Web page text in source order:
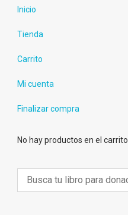
Inicio
Tienda
Carrito
Mi cuenta
Finalizar compra
No hay productos en el carrito.